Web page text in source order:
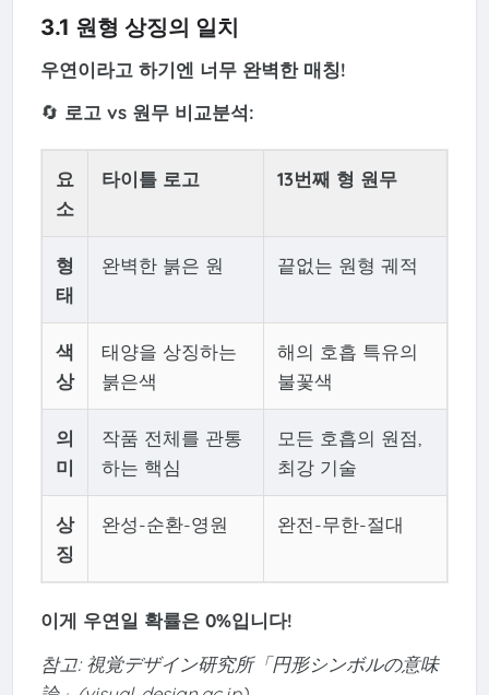
3.1 원형 상징의 일치
우연이라고 하기엔 너무 완벽한 매칭!
🔄 로고 vs 원무 비교분석:
요
소
타이틀 로고 13번째 형 원무
형
태
완벽한 붉은 원 끝없는 원형 궤적
색
상
태양을 상징하는
붉은색
해의 호흡 특유의
불꽃색
의
미
작품 전체를 관통
하는 핵심
모든 호흡의 원점,
최강 기술
상
징
완성-순환-영원 완전-무한-절대
이게 우연일 확률은 0%입니다!
참고: 視覚デザイン研究所「円形シンボルの意味